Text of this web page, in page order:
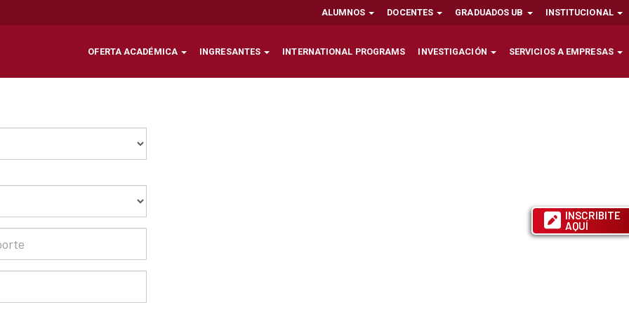
ALUMNOS DOCENTES GRADUADOS UB INSTITUCIONAL
OFERTA ACADÉMICA INGRESANTES INTERNATIONAL PROGRAMS INVESTIGACIÓN SERVICIOS A EMPRESAS
INSCRIBITE
AQUÍ